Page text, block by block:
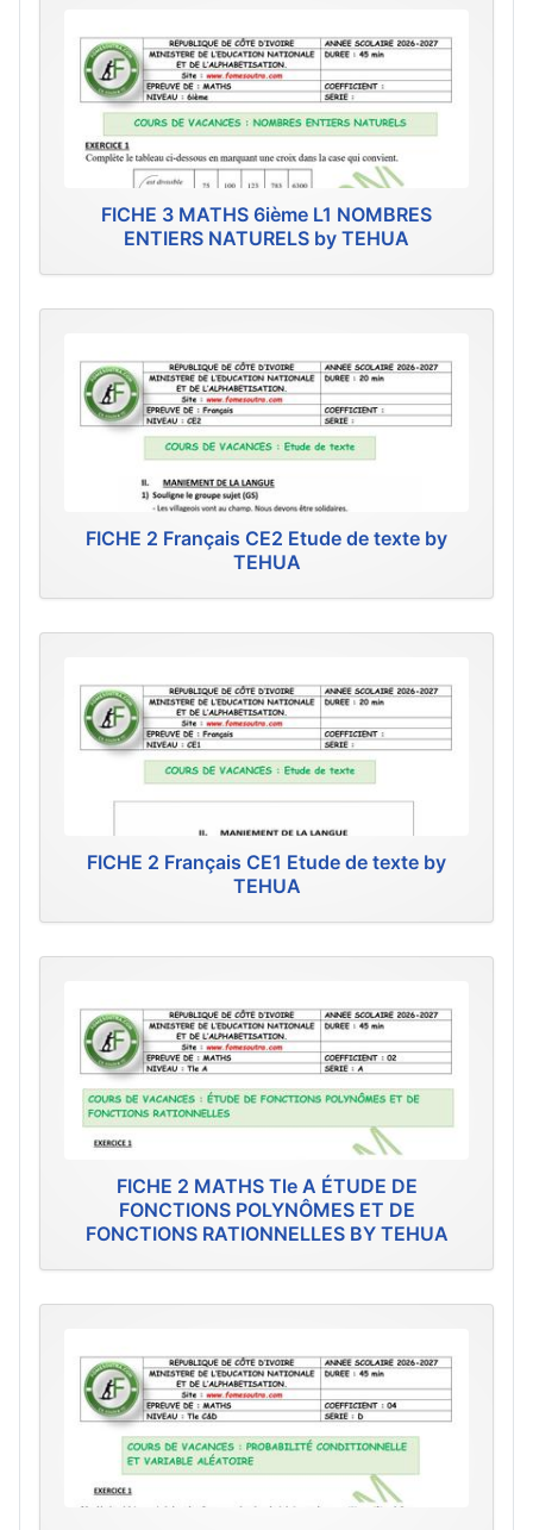
FICHE 3 MATHS 6ième L1 NOMBRES
ENTIERS NATURELS by TEHUA
FICHE 2 Français CE2 Etude de texte by
TEHUA
FICHE 2 Français CE1 Etude de texte by
TEHUA
FICHE 2 MATHS Tle A ÉTUDE DE
FONCTIONS POLYNÔMES ET DE
FONCTIONS RATIONNELLES BY TEHUA